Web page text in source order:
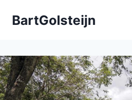
naarBartGolsteijn